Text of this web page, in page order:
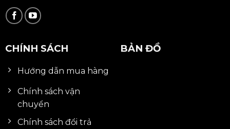
CHÍNH SÁCH
Hướng dẫn mua hàng
Chính sách vận
chuyển
Chính sách đổi trả
BẢN ĐỒ